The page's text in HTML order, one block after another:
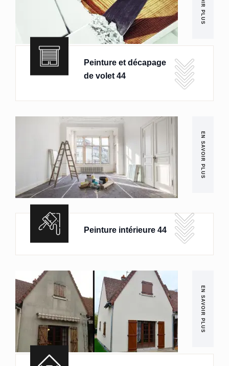
Peinture et décapage
de volet 44
EN SAVOIR PLUS
Peinture intérieure 44
EN SAVOIR PLUS